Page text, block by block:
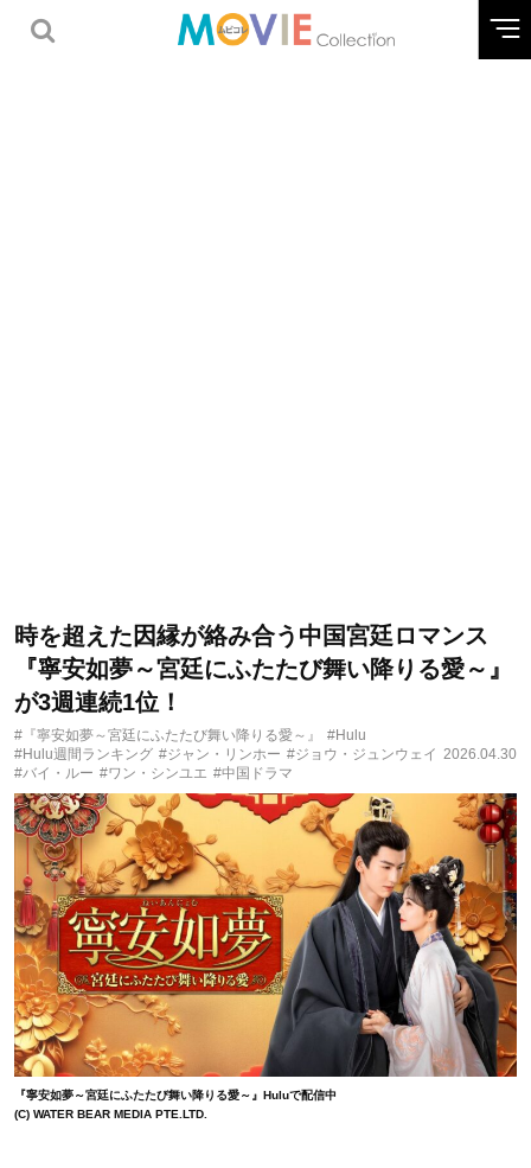
時を超えた因縁が絡み合う中国宮廷ロマンス
『寧安如夢～宮廷にふたたび舞い降りる愛～』
が3週連続1位！
#『寧安如夢～宮廷にふたたび舞い降りる愛～』
#Hulu
#Hulu週間ランキング #ジャン・リンホー #ジョウ・ジュンウェイ
#バイ・ルー #ワン・シンユエ #中国ドラマ
2026.04.30
『寧安如夢～宮廷にふたたび舞い降りる愛～』Huluで配信中
(C) WATER BEAR MEDIA PTE.LTD.